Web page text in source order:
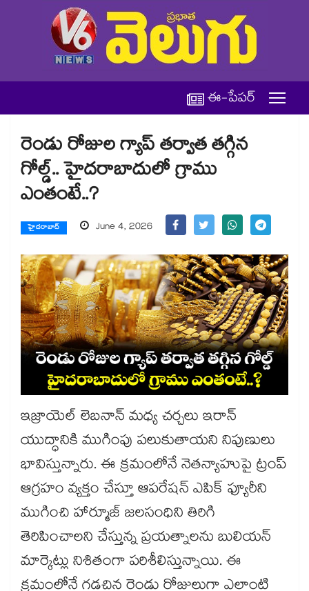
ఈ-పేపర్
రెండు రోజుల గ్యాప్ తర్వాత తగ్గిన
గోల్డ్.. హైదరాబాదులో గ్రాము
ఎంతంటే..?
హైదరాబాద్ June 4, 2026
ఇజ్రాయెల్ లెబనాన్ మధ్య చర్చలు ఇరాన్
యుద్ధానికి ముగింపు పలుకుతాయని నిపుణులు
భావిస్తున్నారు. ఈ క్రమంలోనే నెతన్యాహుపై ట్రంప్
ఆగ్రహం వ్యక్తం చేస్తూ ఆపరేషన్ ఎపిక్ ఫ్యూరీని
ముగించి హార్మూజ్ జలసంధిని తిరిగి
తెరిపించాలని చేస్తున్న ప్రయత్నాలను బులియన్
మార్కెట్లు నిశితంగా పరిశీలిస్తున్నాయి. ఈ